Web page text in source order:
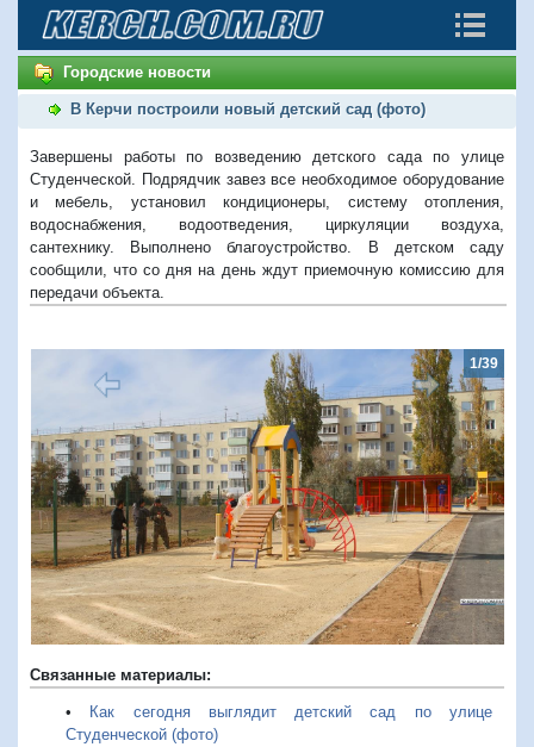
Городские новости
В Керчи построили новый детский сад (фото)
Завершены работы по возведению детского сада по улице
Студенческой. Подрядчик завез все необходимое оборудование
и мебель, установил кондиционеры, систему отопления,
водоснабжения, водоотведения, циркуляции воздуха,
сантехнику. Выполнено благоустройство. В детском саду
сообщили, что со дня на день ждут приемочную комиссию для
передачи объекта.
1/39
Предыдущий
Связанные материалы:
•
Как сегодня выглядит детский сад по улице
Студенческой (фото)